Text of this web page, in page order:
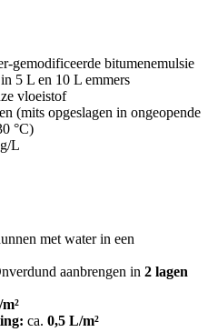
gemodificeerde bitumenemulsie
5 L en 10 L emmers
vloeistof
(mits opgeslagen in ongeopende
°C)
L
met water in een
aanbrengen in 2 lagen
ca. 0,5 L/m²